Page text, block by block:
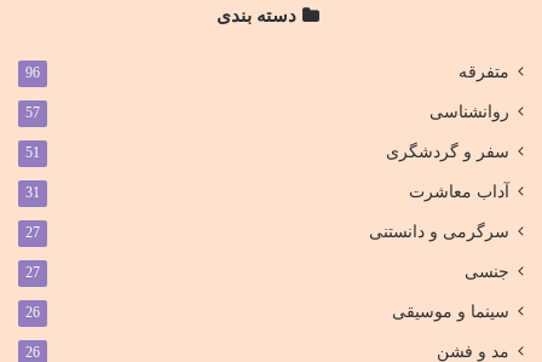
دسته بندی
متفرقه 96
روانشناسی 57
سفر و گردشگری 51
آداب معاشرت 31
سرگرمی و دانستنی 27
جنسی 27
سینما و موسیقی 26
مد و فشن 26